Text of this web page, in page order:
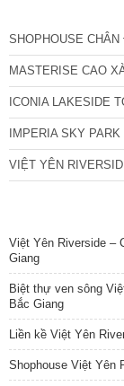
SHOPHOUSE
MASTERISE CAO
ICONIA LAKESIDE
IMPERIA SKY
VIỆT YÊN
Việt Yên Riverside –
Giang
Biệt thự ven sông
Bắc Giang
Liền kề Việt Yên
Shophouse Việt Yên